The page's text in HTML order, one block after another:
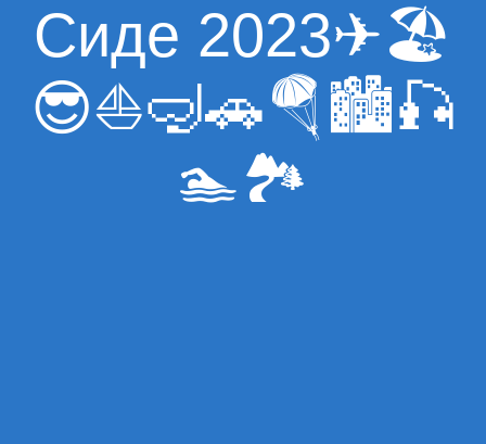
Сиде 2023✈🏖
😎⛵🤿🚗🪂🏙🎣
🏊🏞